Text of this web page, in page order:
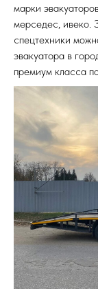
марки
мерседес, ивеко.
спецтехники
эвакуатора в
премиум класса